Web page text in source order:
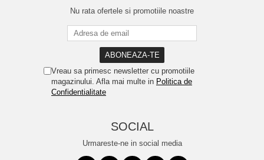
Nu rata ofertele si promotiile noastre
Vreau sa primesc newsletter cu promotiile
magazinului. Afla mai multe in Politica de
Confidentialitate
SOCIAL
Urmareste-ne in social media